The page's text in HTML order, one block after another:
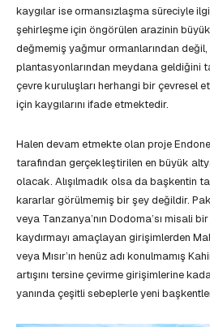
kaygılar ise ormansızlaşma süreciyle
şehirleşme için öngörülen arazinin
değmemiş yağmur ormanlarından
plantasyonlarından meydana geldiğini
çevre kuruluşları herhangi bir çevresel
için kaygılarını ifade etmektedir.
Halen devam etmekte olan proje
tarafından gerçekleştirilen en büyük
olacak. Alışılmadık olsa da başkentin
kararlar görülmemiş bir şey değildir.
veya Tanzanya’nın Dodoma’sı misali
kaydırmayı amaçlayan girişimlerden
veya Mısır’ın henüz adı konulmamış
artışını tersine çevirme girişimlerine
yanında çeşitli sebeplerle yeni